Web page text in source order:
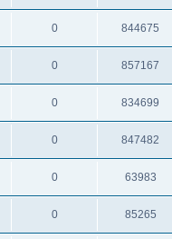
0 844675
0 857167
0 834699
0 847482
0 63983
0 85265